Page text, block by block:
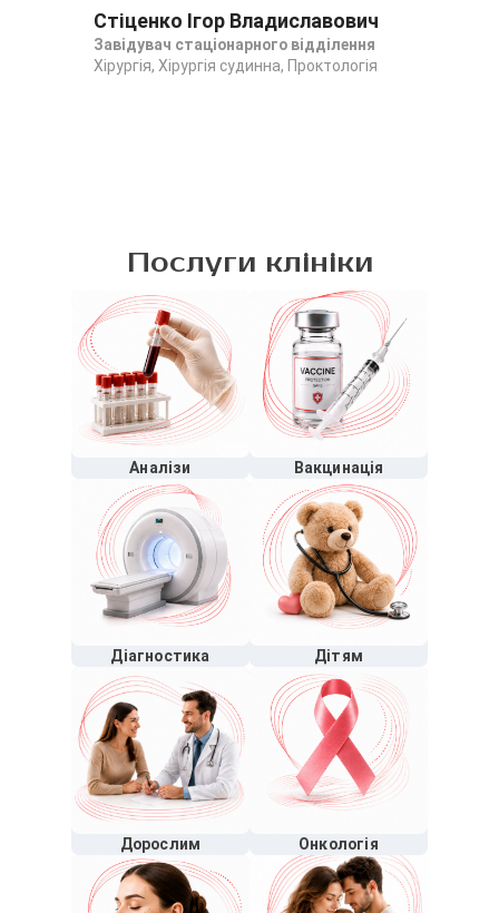
Стіценко Ігор Владиславович
Завідувач стаціонарного відділення
Хірургія, Хірургія судинна, Проктологія
Послуги клініки
Аналізи Вакцинація
Діагностика Дітям
Дорослим Онкологія